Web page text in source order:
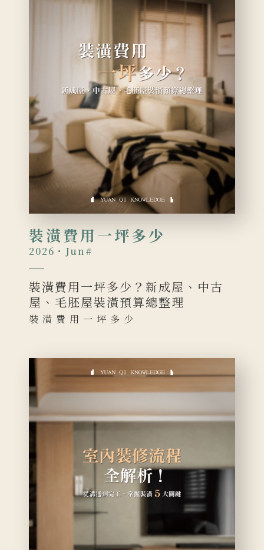
裝潢費用一坪多少
2026・Jun#
裝潢費用一坪多少？新成屋、中古
屋、毛胚屋裝潢預算總整理
裝潢費用一坪多少